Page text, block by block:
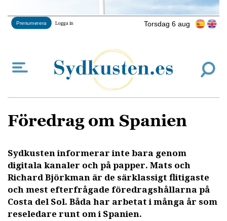
Torsdag 6 aug
Prenumerera Logga in
Föredrag om Spanien
Sydkusten informerar inte bara genom
digitala kanaler och på papper. Mats och
Richard Björkman är de särklassigt flitigaste
och mest efterfrågade föredragshållarna på
Costa del Sol. Båda har arbetat i många år som
reseledare runt om i Spanien.